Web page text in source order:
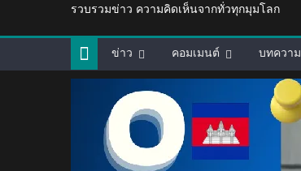
รวบรวมข่าว ความคิดเห็นจากทั่วทุกมุมโลก
ข่าว คอมเมนต์ บทความ